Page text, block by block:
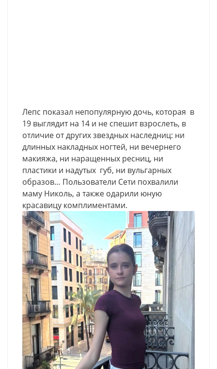
Лепс показал непопулярную дочь, которая в
19 выглядит на 14 и не спешит взрослеть, в
отличие от других звездных наследниц: ни
длинных накладных ногтей, ни вечернего
макияжа, ни наращенных ресниц, ни
пластики и надутых губ, ни вульгарных
образов… Пользователи Сети похвалили
маму Николь, а также одарили юную
красавицу комплиментами.